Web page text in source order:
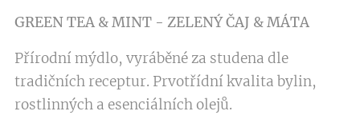
GREEN TEA & MINT - ZELENÝ ČAJ & MÁTA
Přírodní mýdlo, vyráběné za studena dle
tradičních receptur. Prvotřídní kvalita bylin,
rostlinných a esenciálních olejů.